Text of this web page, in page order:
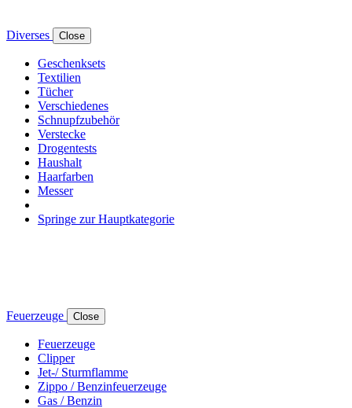
Diverses Close
Geschenksets
Textilien
Tücher
Verschiedenes
Schnupfzubehör
Verstecke
Drogentests
Haushalt
Haarfarben
Messer
Springe zur Hauptkategorie
Feuerzeuge Close
Feuerzeuge
Clipper
Jet-/ Sturmflamme
Zippo / Benzinfeuerzeuge
Gas / Benzin